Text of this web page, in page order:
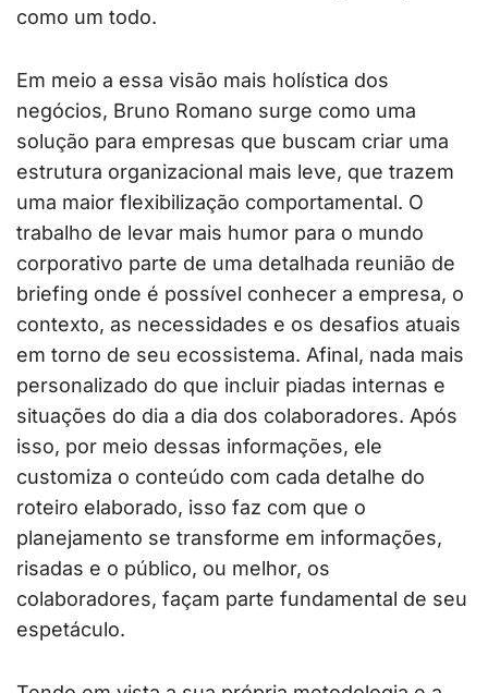
como um todo.
Em meio a essa visão mais holística dos
negócios, Bruno Romano surge como uma
solução para empresas que buscam criar uma
estrutura organizacional mais leve, que trazem
uma maior flexibilização comportamental. O
trabalho de levar mais humor para o mundo
corporativo parte de uma detalhada reunião de
briefing onde é possível conhecer a empresa, o
contexto, as necessidades e os desafios atuais
em torno de seu ecossistema. Afinal, nada mais
personalizado do que incluir piadas internas e
situações do dia a dia dos colaboradores. Após
isso, por meio dessas informações, ele
customiza o conteúdo com cada detalhe do
roteiro elaborado, isso faz com que o
planejamento se transforme em informações,
risadas e o público, ou melhor, os
colaboradores, façam parte fundamental de seu
espetáculo.